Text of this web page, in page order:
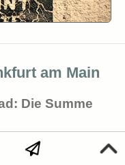
am Main
Die Summe
was ungebremste
hoch spannend.